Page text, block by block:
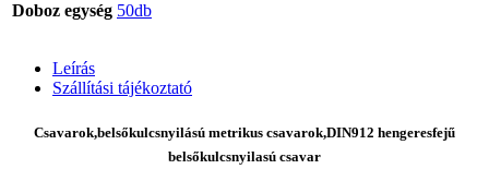
Doboz egység 50db
Leírás
Szállítási tájékoztató
Csavarok,belsőkulcsnyilású metrikus csavarok,DIN912 hengeresfejű
belsőkulcsnyilasú csavar